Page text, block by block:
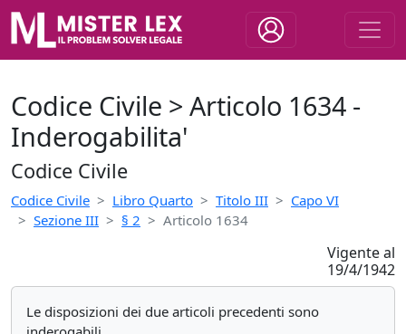
Codice Civile > Articolo 1634 -
Inderogabilita'
Codice Civile
Codice Civile Libro Quarto Titolo III
Capo VI
Sezione III
§ 2 Articolo 1634
Vigente al
19/4/1942
Le disposizioni dei due articoli precedenti sono